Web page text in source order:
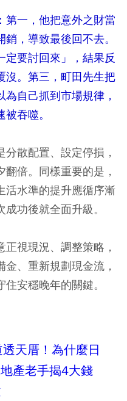
第一，他把意外之財當
，導致最後回不去。
定要討回來」，結果反
沒。第三，町田先生把
為自己抓到市場規律，
吞噬。
散配置、設定停損，
倍。同樣重要的是，
活水準的提升應循序漸
功後就全面升級。
視現況、調整策略，
、重新規劃現金流，
安穩晚年的關鍵。
天厝！為什麼日
產老手揭4大錢